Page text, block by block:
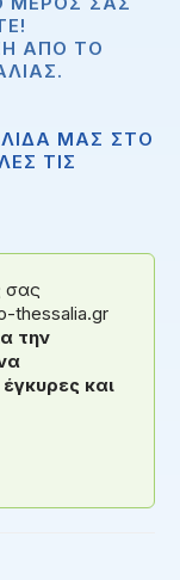
ΑΠΟ ΤΟ
ΜΑΣ ΣΤΟ
ΤΙΣ
σας
thessalia.gr
την
και